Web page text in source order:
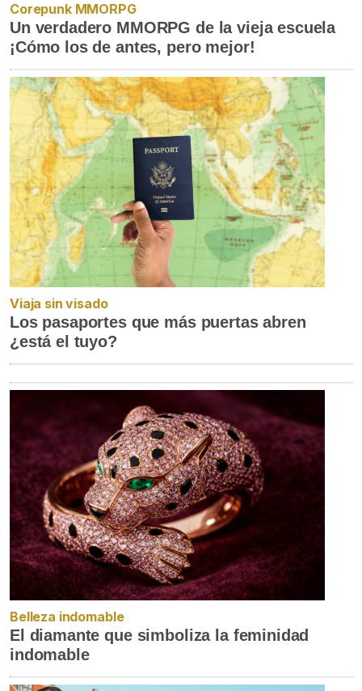
Corepunk MMORPG
Un verdadero MMORPG de la vieja escuela
¡Cómo los de antes, pero mejor!
Viaja sin visado
Los pasaportes que más puertas abren
¿está el tuyo?
Belleza indomable
El diamante que simboliza la feminidad
indomable